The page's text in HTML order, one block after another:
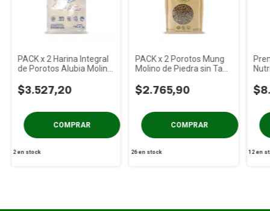
PACK x 2 Harina Integral
de Porotos Alubia Molino
$3.527,20
2en stock
PACK x 2 Porotos Mung
Molino de Piedra sin Tacc
$2.765,90
26en stock 12en